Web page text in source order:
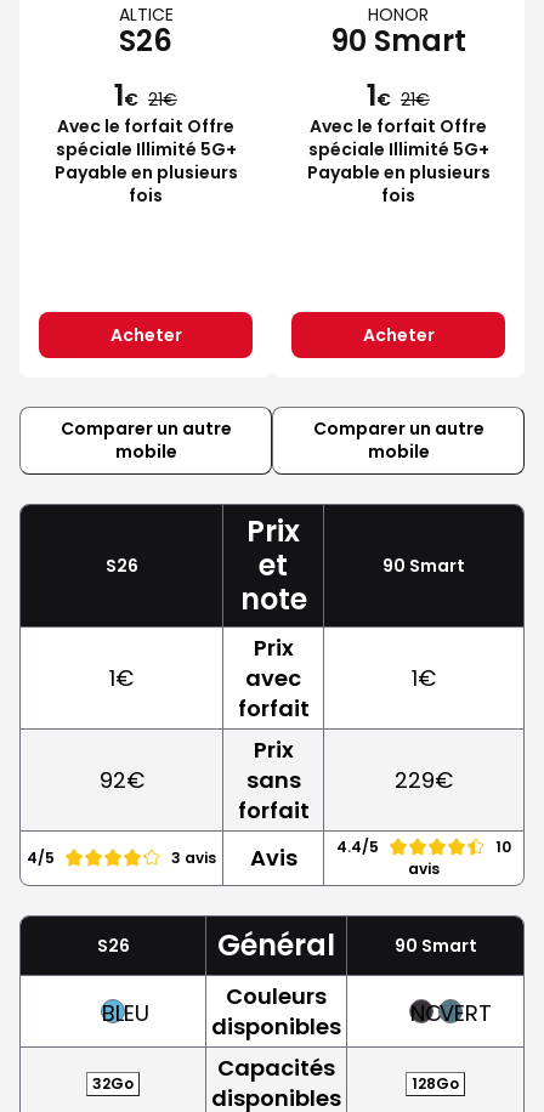
ALTICE
S26
1€ 21
Avec le forfait Offre
spéciale Illimité 5G+
Payable en plusieurs
fois
Acheter
HONOR
90 Smart
1€ 21
Avec le forfait Offre
spéciale Illimité 5G+
Payable en plusieurs
fois
Acheter
Comparer un autre
mobile
Comparer un autre
mobile
S26
Prix
et
note
90 Smart
1€
Prix
avec
forfait
1€
92€
Prix
sans
forfait
229€
4/5 3 avis Avis 4.4/5
10
avis
S26 Général 90 Smart
BLEU
Couleurs
disponibles
NOIRVERT
32Go
Capacités
disponibles
128Go